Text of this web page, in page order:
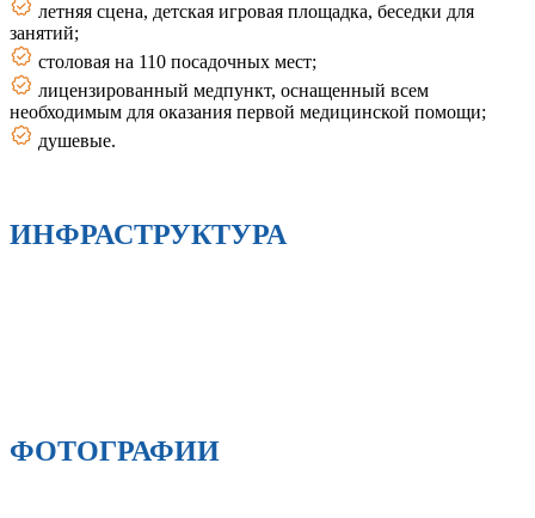
летняя сцена, детская игровая площадка, беседки для
занятий;
столовая на 110 посадочных мест;
лицензированный медпункт, оснащенный всем
необходимым для оказания первой медицинской помощи;
душевые.
ИНФРАСТРУКТУРА
ФОТОГРАФИИ